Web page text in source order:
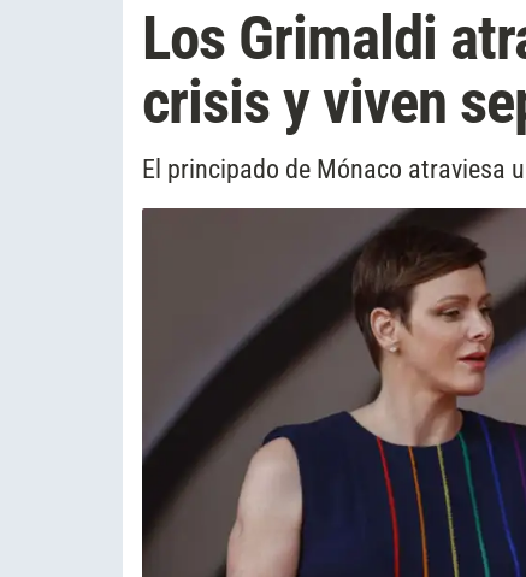
Los Grimaldi
crisis y viven
El principado de Mónaco atraviesa